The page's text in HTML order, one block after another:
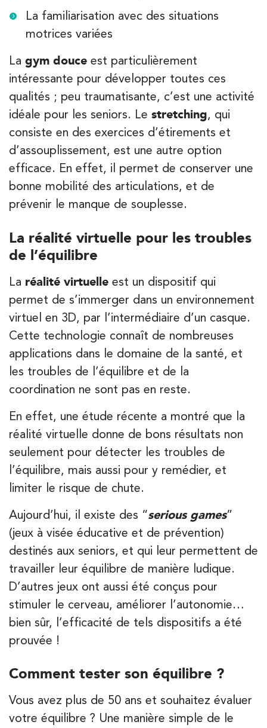
La familiarisation avec des situations
motrices variées
La gym douce est particulièrement
intéressante pour développer toutes ces
qualités ; peu traumatisante, c’est une activité
idéale pour les seniors. Le stretching, qui
consiste en des exercices d’étirements et
d’assouplissement, est une autre option
efficace. En effet, il permet de conserver une
bonne mobilité des articulations, et de
prévenir le manque de souplesse.
La réalité virtuelle pour les troubles
de l’équilibre
La réalité virtuelle est un dispositif qui
permet de s’immerger dans un environnement
virtuel en 3D, par l’intermédiaire d’un casque.
Cette technologie connaît de nombreuses
applications dans le domaine de la santé, et
les troubles de l’équilibre et de la
coordination ne sont pas en reste.
En effet, une étude récente a montré que la
réalité virtuelle donne de bons résultats non
seulement pour détecter les troubles de
l’équilibre, mais aussi pour y remédier, et
limiter le risque de chute.
Aujourd’hui, il existe des “serious games”
(jeux à visée éducative et de prévention)
destinés aux seniors, et qui leur permettent de
travailler leur équilibre de manière ludique.
D’autres jeux ont aussi été conçus pour
stimuler le cerveau, améliorer l’autonomie…
bien sûr, l’efficacité de tels dispositifs a été
prouvée !
Comment tester son équilibre ?
Vous avez plus de 50 ans et souhaitez évaluer
votre équilibre ? Une manière simple de le